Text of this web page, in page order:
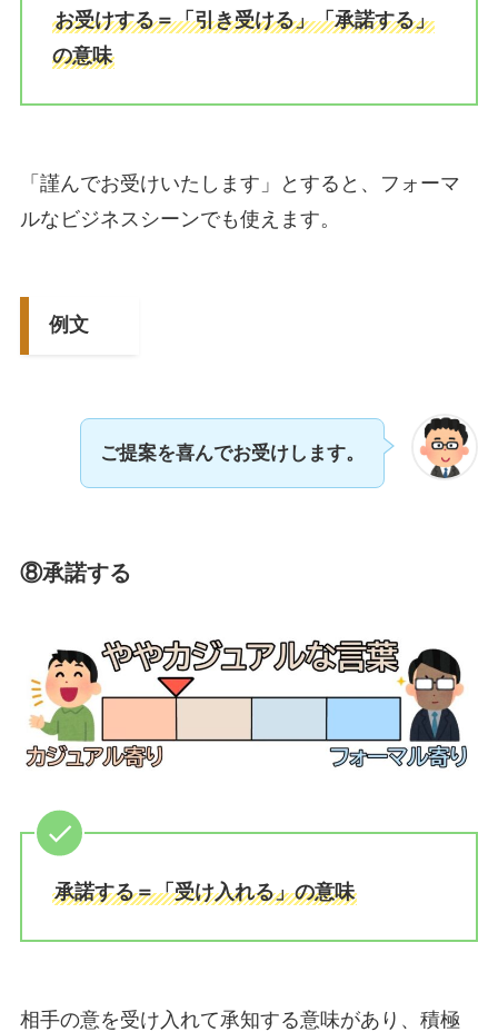
お受けする＝「引き受ける」「承諾する」
の意味
「謹んでお受けいたします」とすると、フォーマ
ルなビジネスシーンでも使えます。
例文
ご提案を喜んでお受けします。
⑧承諾する
承諾する＝「受け入れる」の意味
相手の意を受け入れて承知する意味があり、積極